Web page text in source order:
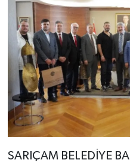
SARIÇAM BELEDİYE